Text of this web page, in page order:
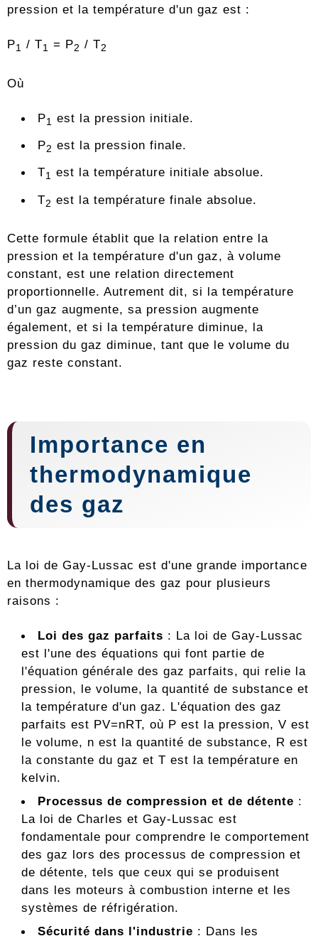
pression et la température d'un gaz est :
P1 / T1 = P2 / T2
Où
P1
est la pression initiale.
P2 est la pression finale.
T1 est la température initiale absolue.
T2 est la température finale absolue.
Cette formule établit que la relation entre la
pression et la température d'un gaz, à volume
constant, est une relation directement
proportionnelle. Autrement dit, si la température
d’un gaz augmente, sa pression augmente
également, et si la température diminue, la
pression du gaz diminue, tant que le volume du
gaz reste constant.
Importance en
thermodynamique
des gaz
La loi de Gay-Lussac est d'une grande importance
en thermodynamique des gaz pour plusieurs
raisons :
Loi des gaz parfaits : La loi de Gay-Lussac
est l'une des équations qui font partie de
l'équation générale des gaz parfaits, qui relie la
pression, le volume, la quantité de substance et
la température d'un gaz. L'équation des gaz
parfaits est PV=nRT, où P est la pression, V est
le volume, n est la quantité de substance, R est
la constante du gaz et T est la température en
kelvin.
Processus de compression et de détente :
La loi de Charles et Gay-Lussac est
fondamentale pour comprendre le comportement
des gaz lors des processus de compression et
de détente, tels que ceux qui se produisent
dans les moteurs à combustion interne et les
systèmes de réfrigération.
Sécurité dans l'industrie : Dans les